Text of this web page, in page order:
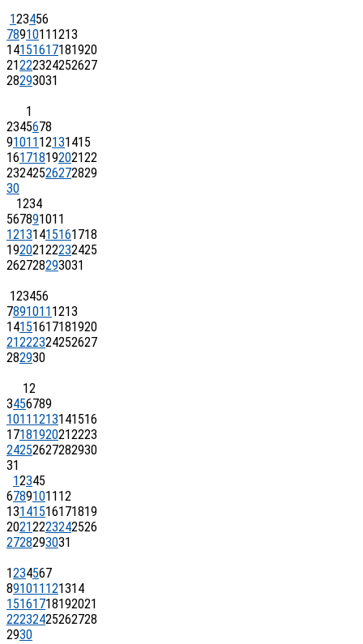
123456
7891011 1213
14151617181920
21222324252627
28293031
1
2345678
91011 12131415
16171819202122
23242526272829
30
1234
567891011
12131415161718
19202122232425
262728293031
123456
7891011 1213
14151617181920
21222324252627
282930
12
3456789
1011 1213141516
17181920212223
24252627282930
31
12345
67891011 12
13141516171819
20212223242526
2728293031
1234567
891011 121314
15161718192021
22232425262728
2930